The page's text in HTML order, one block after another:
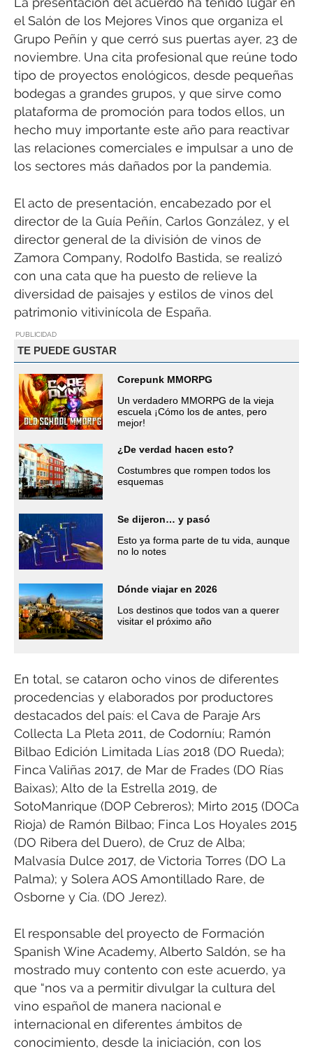
el Salón de los Mejores Vinos que organiza el
Grupo Peñín y que cerró sus puertas ayer, 23 de
noviembre. Una cita profesional que reúne todo
tipo de proyectos enológicos, desde pequeñas
bodegas a grandes grupos, y que sirve como
plataforma de promoción para todos ellos, un
hecho muy importante este año para reactivar
las relaciones comerciales e impulsar a uno de
los sectores más dañados por la pandemia.
El acto de presentación, encabezado por el
director de la Guía Peñín, Carlos González, y el
director general de la división de vinos de
Zamora Company, Rodolfo Bastida, se realizó
con una cata que ha puesto de relieve la
diversidad de paisajes y estilos de vinos del
patrimonio vitivinícola de España.
PUBLICIDAD
TE PUEDE GUSTAR
Corepunk MMORPG
Un verdadero MMORPG de la vieja
escuela ¡Cómo los de antes, pero
mejor!
¿De verdad hacen esto?
Costumbres que rompen todos los
esquemas
Se dijeron… y pasó
Esto ya forma parte de tu vida, aunque
no lo notes
Dónde viajar en 2026
Los destinos que todos van a querer
visitar el próximo año
En total, se cataron ocho vinos de diferentes
procedencias y elaborados por productores
destacados del país: el Cava de Paraje Ars
Collecta La Pleta 2011, de Codorníu; Ramón
Bilbao Edición Limitada Lías 2018 (DO Rueda);
Finca Valiñas 2017, de Mar de Frades (DO Rías
Baixas); Alto de la Estrella 2019, de
SotoManrique (DOP Cebreros); Mirto 2015 (DOCa
Rioja) de Ramón Bilbao; Finca Los Hoyales 2015
(DO Ribera del Duero), de Cruz de Alba;
Malvasía Dulce 2017, de Victoria Torres (DO La
Palma); y Solera AOS Amontillado Rare, de
Osborne y Cía. (DO Jerez).
El responsable del proyecto de Formación
Spanish Wine Academy, Alberto Saldón, se ha
mostrado muy contento con este acuerdo, ya
que “nos va a permitir divulgar la cultura del
vino español de manera nacional e
internacional en diferentes ámbitos de
conocimiento, desde la iniciación, con los